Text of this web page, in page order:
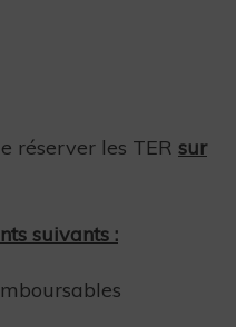
réserver les TER sur
suivants :